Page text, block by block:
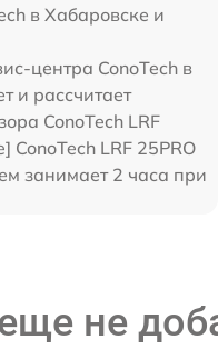
в Хабаровске и
центра ConoTech в
и рассчитает
ConoTech LRF
ConoTech LRF 25PRO
занимает 2 часа при
не